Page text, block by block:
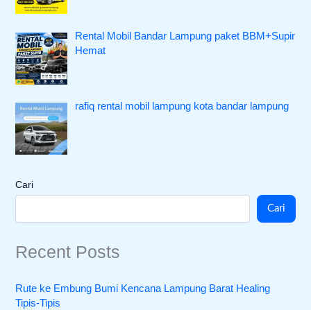
Rental Mobil Bandar Lampung paket BBM+Supir
Hemat
rafiq rental mobil lampung kota bandar lampung
Cari
Cari
Recent Posts
Rute ke Embung Bumi Kencana Lampung Barat Healing
Tipis-Tipis